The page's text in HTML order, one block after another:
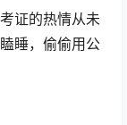
证的热情从未
睡，偷偷用公